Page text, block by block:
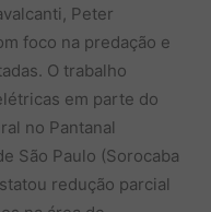
Peter
foco na predação e
O trabalho
em parte do
no Pantanal
São Paulo (Sorocaba
redução parcial